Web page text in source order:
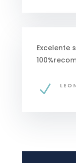
Excelente
N